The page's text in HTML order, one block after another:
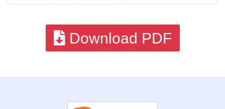
Download PDF